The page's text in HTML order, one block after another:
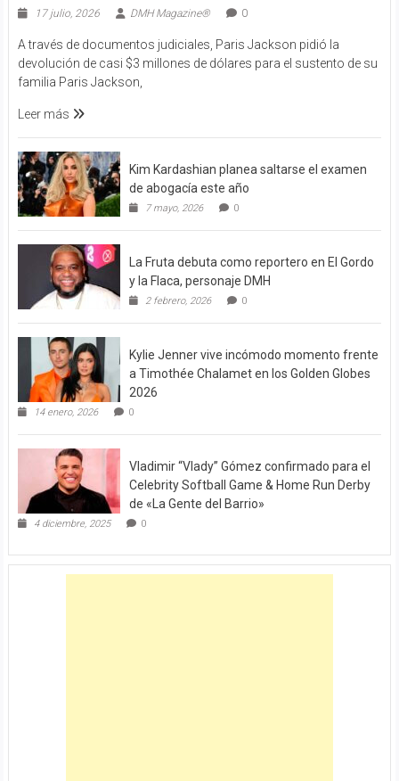
17 julio, 2026 DMH Magazine® 0
A través de documentos judiciales, Paris Jackson pidió la
devolución de casi $3 millones de dólares para el sustento de su
familia Paris Jackson,
Leer más
Kim Kardashian planea saltarse el examen
de abogacía este año
7 mayo, 2026 0
La Fruta debuta como reportero en El Gordo
y la Flaca, personaje DMH
2 febrero, 2026 0
Kylie Jenner vive incómodo momento frente
a Timothée Chalamet en los Golden Globes
2026
14 enero, 2026 0
Vladimir “Vlady” Gómez confirmado para el
Celebrity Softball Game & Home Run Derby
de «La Gente del Barrio»
4 diciembre, 2025 0